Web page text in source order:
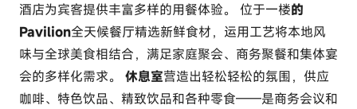
酒店为宾客提供丰富多样的用餐体验。 位于一楼的
Pavilion全天候餐厅精选新鲜食材，运用工艺将本地风
味与全球美食相结合，满足家庭聚会、商务聚餐和集体宴
会的多样化需求。 休息室营造出轻松轻松的氛围，供应
咖啡、特色饮品、精致饮品和各种零食——是商务会议和